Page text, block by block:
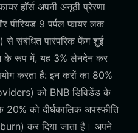
हॉर्स अपनी अनूठी प्रेरणा
पीरियड 9 पर्पल फायर लक
संबंधित पारंपरिक फेंग शुई
के रूप में, यह 3% लेनदेन कर
करता है: इन करों का 80%
को BNB डिविडेंड के
20% को दीर्घकालिक अपस्फीति
कर दिया जाता है। अपने